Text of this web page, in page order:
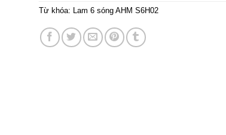
Từ khóa: Lam 6 sóng AHM S6H02